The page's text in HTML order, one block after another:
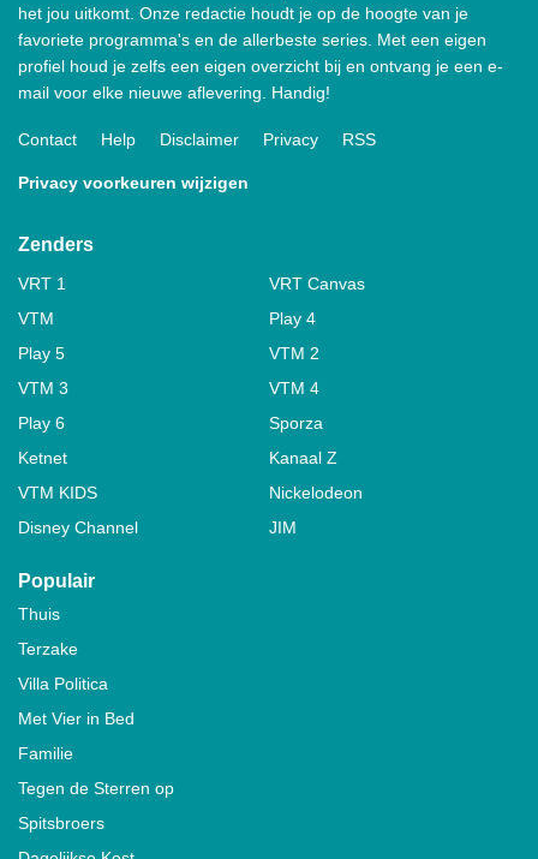
het jou uitkomt. Onze redactie houdt je op de hoogte van je
favoriete programma's en de allerbeste series. Met een eigen
profiel houd je zelfs een eigen overzicht bij en ontvang je een e-
mail voor elke nieuwe aflevering. Handig!
Contact Help Disclaimer Privacy RSS
Privacy voorkeuren wijzigen
Zenders
VRT 1
VRT Canvas
VTM
Play 4
Play 5
VTM 2
VTM 3
VTM 4
Play 6
Sporza
Ketnet
Kanaal Z
VTM KIDS
Nickelodeon
Disney Channel
JIM
Populair
Thuis
Terzake
Villa Politica
Met Vier in Bed
Familie
Tegen de Sterren op
Spitsbroers